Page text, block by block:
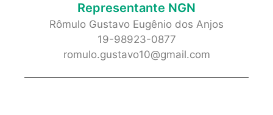
Representante NGN
Rômulo Gustavo Eugênio dos Anjos
19-98923-0877
romulo.gustavo10@gmail.com